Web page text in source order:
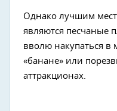
Однако лучшим
являются песчаные
вволю накупаться в
«банане» или
аттракционах.